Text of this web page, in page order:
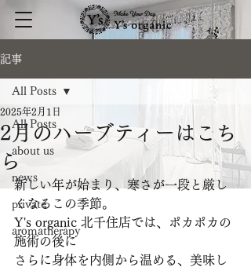
記事
All Posts
about us
news
private
aromatherapy
All Posts
2月のハーブティーはこち
ら
2025年2月1日
新しい年が始まり、寒さが一段と厳し
くなるこの季節。
Y's organic 北千住店では、ポカポカの
施術の後に
さらに身体を内側から温める、美味し